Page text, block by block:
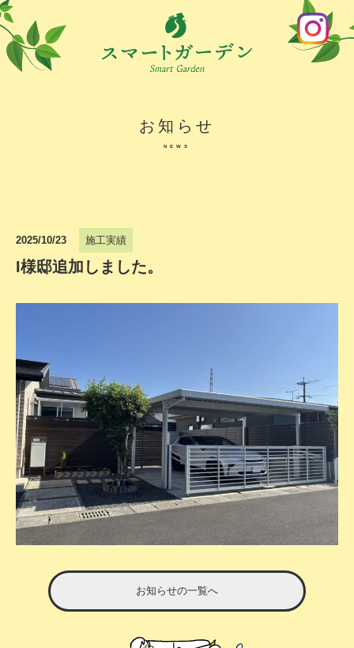
お知らせ
NEWS
2025/10/23 施工実績
I様邸追加しました。
お知らせの一覧へ